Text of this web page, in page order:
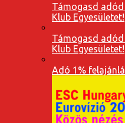
Támogasd
Klub Egyesületet!
Támogasd
Klub Egyesületet!
Adó 1%